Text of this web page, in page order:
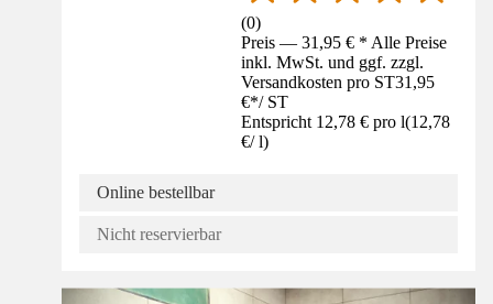
(0)
Preis — 31,95 € * Alle Preise
inkl. MwSt. und ggf. zzgl.
Versandkosten pro ST31,95
€*/ ST
Entspricht 12,78 € pro l(12,78
€/ l)
Online bestellbar
Nicht reservierbar